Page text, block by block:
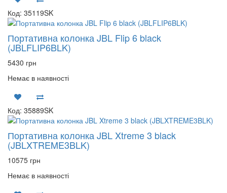
Код: 35119SK
Портативна колонка JBL Flip 6 black
(JBLFLIP6BLK)
5430 грн
Немає в наявності
Код: 35889SK
Портативна колонка JBL Xtreme 3 black
(JBLXTREME3BLK)
10575 грн
Немає в наявності